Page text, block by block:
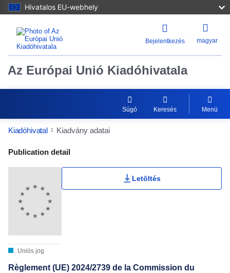
Hivatalos EU-webhely
Bejelentkezés magyar
Az Európai Unió Kiadóhivatala
Súgó Keresés Menü
Kiadóhivatal Kiadvány adatai
Publication Detail Actions Portlet
Publication detail
Uniós jog
Letöltés
Règlement (UE) 2024/2739 de la Commission du